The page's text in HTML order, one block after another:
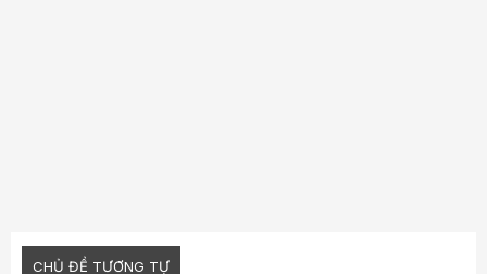
CHỦ ĐỀ TƯƠNG TỰ